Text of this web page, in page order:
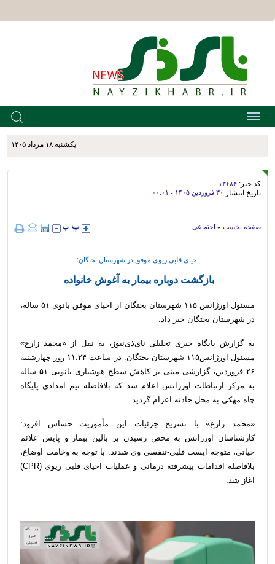
يکشنبه ۱۸ مرداد ۱۴۰۵
کد خبر: ۱۳۶۸۴
تاریخ انتشار: ۳۰ فروردين ۱۴۰۵ - ۰۰:۰۱
صفحه نخست » اجتماعی
احیای قلبی ریوی موفق در شهرستان بختگان؛
بازگشت دوباره بیمار به آغوش خانواده ‌
مسئول اورژانس ۱۱۵ شهرستان بختگان از احیای موفق بانوی ۵۱ ساله،
در شهرستان بختگان خبر داد.
به گزارش پایگاه خبری تحلیلی نای‌ذی‌نیوز، به نقل از «محمد زارع»
مسئول اورژانس۱۱۵ شهرستان بختگان: در ساعت ۱۱:۲۴ روز چهارشنبه
۲۶ فروردین، گزارشی مبنی بر کاهش سطح هوشیاری بانویی ۵۱ ساله
به مرکز ارتباطات اورژانس اعلام شد که بلافاصله تیم امدادی پایگاه
چاه مهکی به محل حادثه اعزام گردید.
«محمد زارع» با تشریح جزئیات این مأموریت حساس افزود:
کارشناسان اورژانس به‌ محض رسیدن بر بالین بیمار و پایش علائم
حیاتی، متوجه ایست قلبی-تنفسی وی شدند. با توجه به وخامت اوضاع،
بلافاصله اقدامات پیشرفته درمانی و عملیات احیای قلبی ریوی (CPR)
آغاز شد.